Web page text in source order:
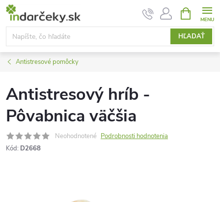
Prejsť
obsah
HĽADAŤ
KOŠÍK
Antistresové pomôcky
Antistresový hríb -
Pôvabnica väčšia
Neohodnotené Podrobnosti hodnotenia
Kód: D2668